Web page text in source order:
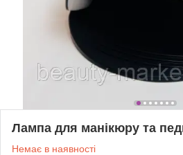
Лампа для манікюру та
Немає в наявності